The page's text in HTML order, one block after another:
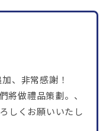
、非常感謝！
將做禮品策劃。、
しくお願いいたし